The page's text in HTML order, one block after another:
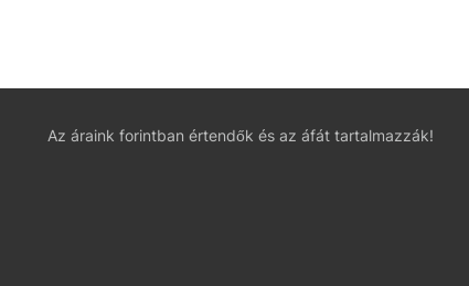
Az áraink forintban értendők és az áfát tartalmazzák!